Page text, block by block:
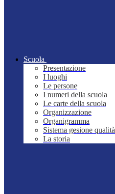
Scuola
Presentazione
I luoghi
Le persone
I numeri della scuola
Le carte della scuola
Organizzazione
Organigramma
Sistema gesione qualità
La storia